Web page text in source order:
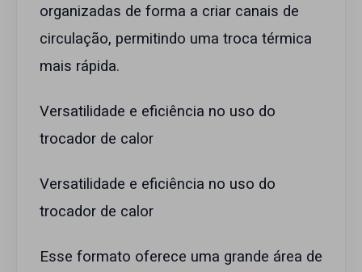
organizadas de forma a criar canais de
circulação, permitindo uma troca térmica
mais rápida.
Versatilidade e eficiência no uso do
trocador de calor
Versatilidade e eficiência no uso do
trocador de calor
Esse formato oferece uma grande área de